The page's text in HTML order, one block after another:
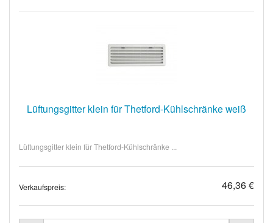
Lüftungsgitter klein für Thetford-Kühlschränke weiß
Lüftungsgitter klein für Thetford-Kühlschränke ...
Verkaufspreis: 46,36 €